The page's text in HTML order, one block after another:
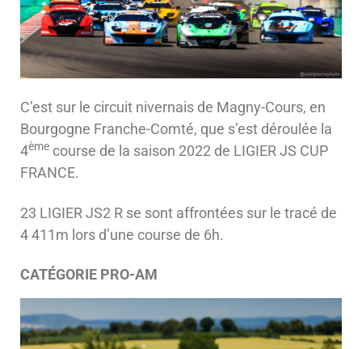
C’est sur le circuit nivernais de Magny-Cours, en
Bourgogne Franche-Comté, que s’est déroulée la
4ème course de la saison 2022 de LIGIER JS CUP
FRANCE.
23 LIGIER JS2 R se sont affrontées sur le tracé de
4 411m lors d’une course de 6h.
CATÉGORIE PRO-AM